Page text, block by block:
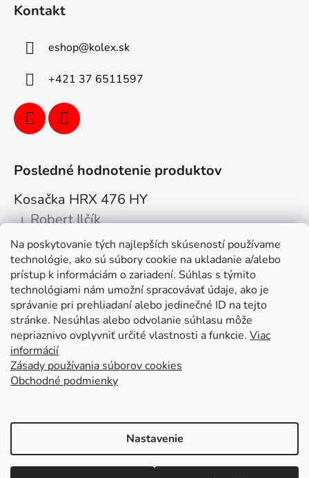
Na poskytovanie tých najlepších skúseností používame
technológie, ako sú súbory cookie na ukladanie a/alebo
prístup k informáciám o zariadení. Súhlas s týmito
technológiami nám umožní spracovávať údaje, ako je
správanie pri prehliadaní alebo jedinečné ID na tejto
stránke. Nesúhlas alebo odvolanie súhlasu môže
nepriaznivo ovplyvniť určité vlastnosti a funkcie. Viac
informácií
Zásady používania súborov cookies
Obchodné podmienky
Nastavenie
Kontakt
eshop@kolex.sk
+421 37 6511597
Posledné hodnotenie produktov
Kosačka HRX 476 HY
Hodnotenie produktu je 5 z 5 hviezdičiek.
| Robert Ilčík
Super. Odporúčam
Facebook
Kolex, s.r.o. - webstránka
Honda Linked In Youtube KOLEX
Vytvoril Shoptet